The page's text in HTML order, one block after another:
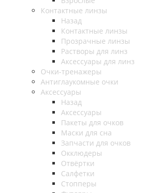
Контактные линзы
Назад
Контактные линзы
Прозрачные линзы
Растворы для линз
Аксессуары для линз
Очки-тренажеры
Антиглаукомные очки
Аксессуары
Назад
Аксессуары
Пакеты для очков
Маски для сна
Запчасти для очков
Окклюдеры
Отвёртки
Салфетки
Стопперы